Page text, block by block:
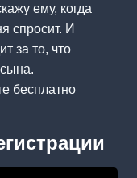
ему, когда
спросит. И
за то, что
бесплатно